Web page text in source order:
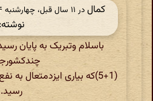
کمالدر ‫۱۱ سال قبل، چهارشنبه ۲۴ تیر ۱۳۹۴، ساعت ۰۰:۴۰
نوشته:
باسلام وتبریک به پایان
(5+1)که بیاری ایزدمتعال به
رسید.